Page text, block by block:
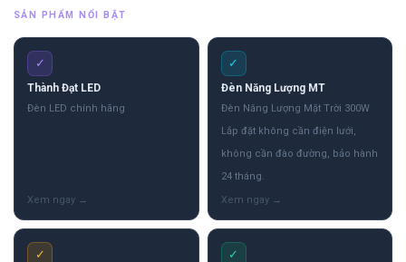
SẢN PHẨM NỔI BẬT
✓
Thành Đạt LED
Đèn LED chính hãng
✓
Đèn Năng Lượng MT
Đèn Năng Lượng Mặt Trời 300W
Lắp đặt không cần điện lưới,
không cần đào đường, bảo hành
24 tháng.
✓ ✓